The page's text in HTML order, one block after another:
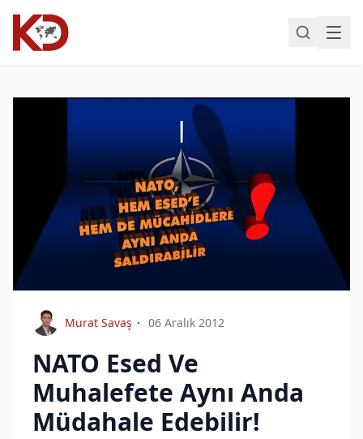
Murat Savaş 06 Aralık 2012
NATO Esed Ve
Muhalefete Aynı Anda
Müdahale Edebilir!